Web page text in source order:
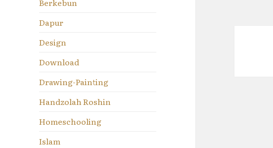
Berkebun
Dapur
Design
Download
Drawing-Painting
Handzolah Roshin
Homeschooling
Islam